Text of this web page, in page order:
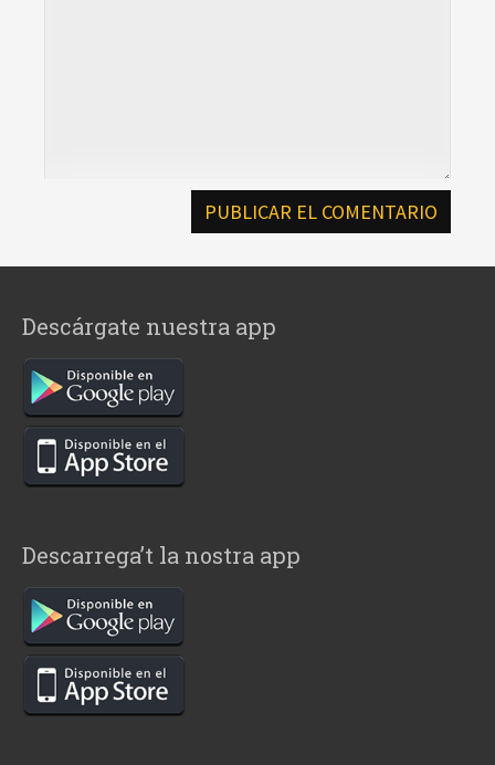
Descárgate nuestra app
Descarrega’t la nostra app